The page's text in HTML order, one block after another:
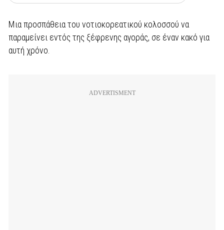
Μια προσπάθεια του νοτιοκορεατικού κολοσσού να
παραμείνει εντός της ξέφρενης αγοράς, σε έναν κακό για
αυτή χρόνο.